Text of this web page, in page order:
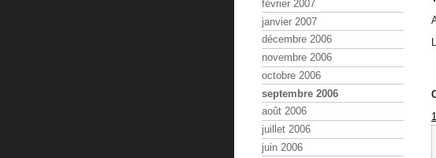
1.
février 2007
janvier 2007
décembre 2006
novembre 2006
octobre 2006
septembre 2006
août 2006
juillet 2006
juin 2006